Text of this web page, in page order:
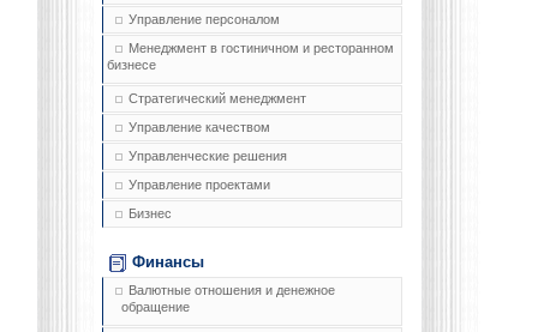
Управление персоналом
Менеджмент в гостиничном и ресторанном
бизнесе
Стратегический менеджмент
Управление качеством
Управленческие решения
Управление проектами
Бизнес
Финансы
Валютные отношения и денежное
обращение